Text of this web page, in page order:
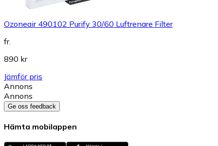
Ozoneair 490102 Purify 30/60 Luftrenare Filter
fr.
890 kr
Jämför pris
Annons
Annons
Ge oss feedback
Hämta mobilappen